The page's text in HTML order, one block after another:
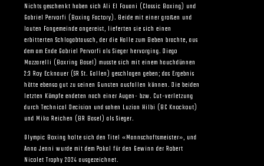
Nichts geschenkt haben sich Ali El Fouani (Classic Boxing) und
Gabriel Pervorfi (Boxing Factory). Beide mit einer großen und
lauten Fangemeinde angereist, lieferten sie sich einen
erbitterten Schlagabtausch, der die Halle zum Beben brachte, aus
dem am Ende Gabriel Pervorfi als Sieger hervorging. Diego
Mazzarelli (Boxring Basel) musste sich mit einem hauchdünnen
2:3 Roy Ecknauer (SR St. Gallen) geschlagen geben; das Ergebnis
hätte ebenso gut zu seinen Gunsten ausfallen können. Die beiden
letzten Kämpfe endeten nach einer Augen- bzw. Cut-verletzung
durch Technical Decision und sahen Luzian Hilbi (BC Knockout)
und Mika Reichen (BR Basel) als Sieger.
Olympic Boxing holte sich den Titel «Mannschaftsmeister», und
Anna Jenni wurde mit dem Pokal für den Gewinn der Robert
Nicolet Trophy 2024 ausgezeichnet.